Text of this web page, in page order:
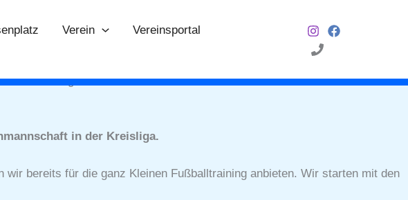
Verein
Vereinsportal
und gewann mit 3:0. Dies war im Jahr 1919 und in den letzten fünf
in der Kreisliga.
bereits für die ganz Kleinen Fußballtraining anbieten. Wir starten mit den